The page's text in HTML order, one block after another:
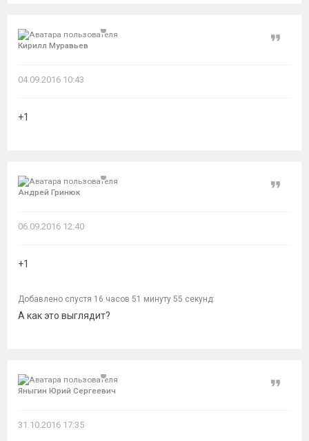
Кирилл Муравьев
Цитата
04.09.2016 10:43
+1
Андрей Гринюк
Цитата
06.09.2016 12:40
+1
Добавлено спустя 16 часов 51 минуту 55 секунд:
А как это выглядит?
Яныгин Юрий Сергеевич
Цитата
31.10.2016 17:35